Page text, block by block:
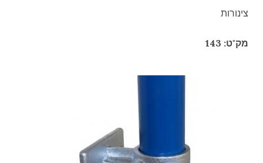
צינורות
מק"ט: 143